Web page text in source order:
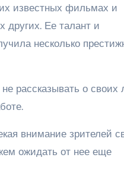
известных фильмах и
других. Ее талант и
несколько
рассказывать о своих
внимание зрителей
ожидать от нее еще